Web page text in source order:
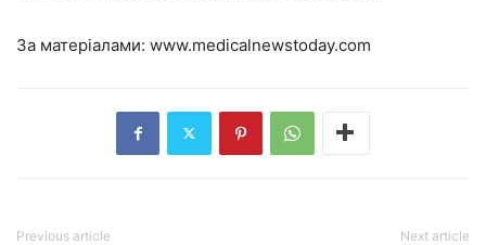
За матеріалами: www.medicalnewstoday.com
Previous article Next article